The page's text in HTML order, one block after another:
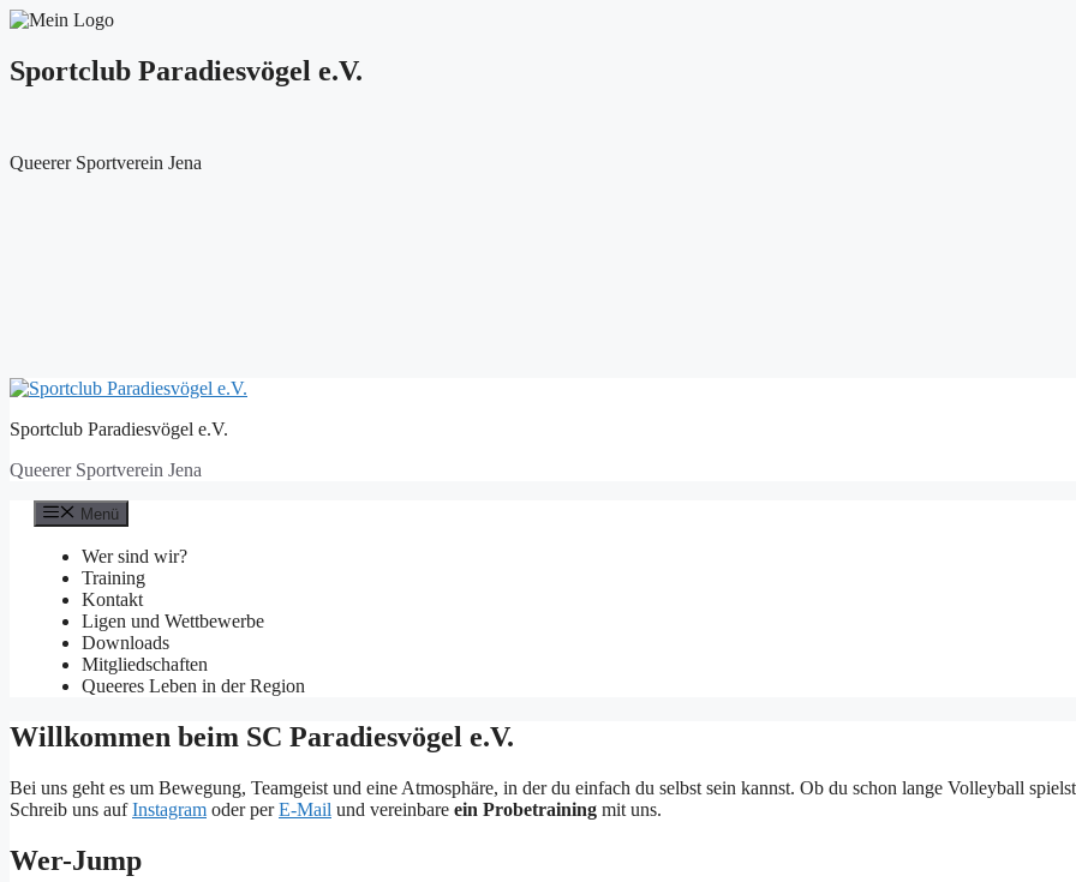
Sportclub Paradiesvögel e.V.
Queerer Sportverein Jena
Zum
springen
Sportclub Paradiesvögel e.V.
Queerer Sportverein Jena
Menü
Wer sind wir?
Training
Kontakt
Ligen und Wettbewerbe
Downloads
Mitgliedschaften
Queeres Leben in der Region
Willkommen beim SC Paradiesvögel e.V.
Bei uns geht es um Bewegung, Teamgeist und eine Atmosphäre, in der du einfach du selbst sein kannst. Ob du schon lange Volleyball
Schreib uns aufInstagram oder perE-Mail und vereinbare ein Probetraining mit uns.
Wer-Jump